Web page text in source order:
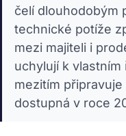
čelí dlouhodobým
technické potíže
mezi majiteli i
uchylují k vlastním
mezitím
dostupná v roce